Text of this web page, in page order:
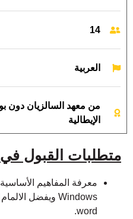
متطلبات القبول في
معرفة المفاهيم الأساسية
word.
14
العربية
من معهد السالزيان دون
الإيطالية